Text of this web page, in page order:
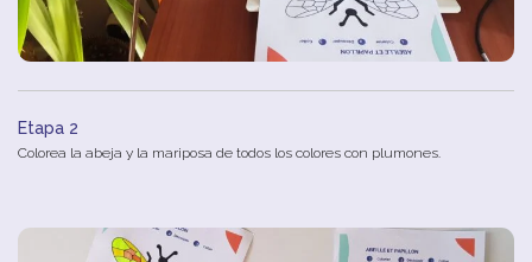
Etapa 2
Colorea la abeja y la mariposa de todos los colores con plumones.